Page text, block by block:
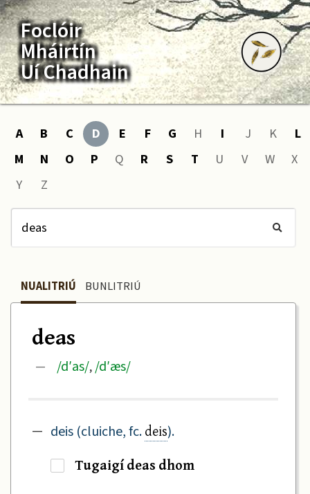
Foclóir
Mháirtín
Uí Chadhain
A B C D E F G H I J K
L
M
N O P Q R S T U V W
X
Y
Z
NUALITRIÚ BUNLITRIÚ
deas
— /d′as/,/d′æs/
— deis (cluiche, fc.deis).
Tugaigí deas dhom